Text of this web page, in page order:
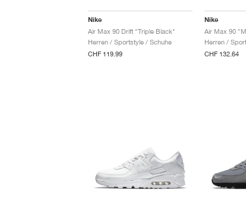
Nike
Air Max 90 Drift "Triple Black"
Herren / Sportstyle / Schuhe
CHF 119.99
Nike
Air Max 90
Herren /
CHF 132.64